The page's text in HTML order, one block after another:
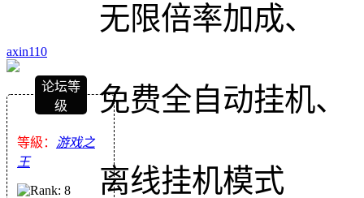
axin110
论坛等
级
等級： 游戏之
王
无限倍率加成、
免费全自动挂机、
离线挂机模式